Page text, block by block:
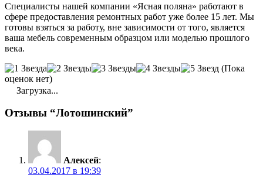
Специалисты нашей компании «Ясная поляна» работают в
сфере предоставления ремонтных работ уже более 15 лет. Мы
готовы взяться за работу, вне зависимости от того, является
ваша мебель современным образцом или моделью прошлого
века.
(Пока
оценок нет)
Загрузка...
Отзывы “Лотошинский”
Алексей:
03.04.2017 в 19:39